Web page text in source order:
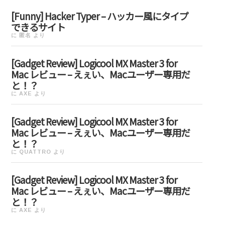
[Funny] Hacker Typer – ハッカー風にタイプ
できるサイト
に 匿名 より
[Gadget Review] Logicool MX Master 3 for
Mac レビュー – えぇい、Macユーザー専用だ
と！？
に AXE より
[Gadget Review] Logicool MX Master 3 for
Mac レビュー – えぇい、Macユーザー専用だ
と！？
に QUATTRO より
[Gadget Review] Logicool MX Master 3 for
Mac レビュー – えぇい、Macユーザー専用だ
と！？
に AXE より